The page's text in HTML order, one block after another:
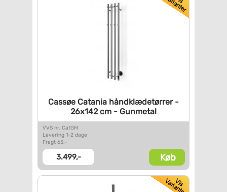
Cassøe Catania håndklædetørrer-
26x142 cm - Gunmetal
VVS nr. CatGM
Levering 1-2 dage
Fragt 65,-
3.499,- Køb